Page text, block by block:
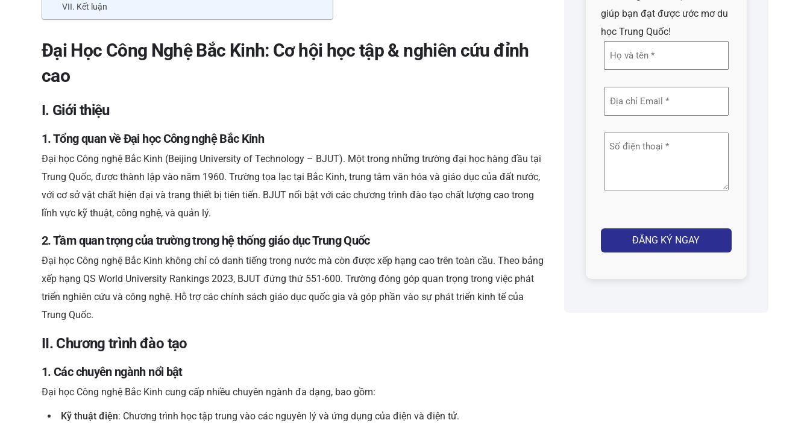
VII. Kết luận
Đại Học Công Nghệ Bắc Kinh: Cơ hội học tập & nghiên cứu đỉnh
cao
I. Giới thiệu
1. Tổng quan về Đại học Công nghệ Bắc Kinh
Đại học Công nghệ Bắc Kinh (Beijing University of Technology – BJUT). Một trong những trường đại học hàng đầu tại
Trung Quốc, được thành lập vào năm 1960. Trường tọa lạc tại Bắc Kinh, trung tâm văn hóa và giáo dục của đất nước,
với cơ sở vật chất hiện đại và trang thiết bị tiên tiến. BJUT nổi bật với các chương trình đào tạo chất lượng cao trong
lĩnh vực kỹ thuật, công nghệ, và quản lý.
2. Tầm quan trọng của trường trong hệ thống giáo dục Trung Quốc
Đại học Công nghệ Bắc Kinh không chỉ có danh tiếng trong nước mà còn được xếp hạng cao trên toàn cầu. Theo bảng
xếp hạng QS World University Rankings 2023, BJUT đứng thứ 551-600. Trường đóng góp quan trọng trong việc phát
triển nghiên cứu và công nghệ. Hỗ trợ các chính sách giáo dục quốc gia và góp phần vào sự phát triển kinh tế của
Trung Quốc.
II. Chương trình đào tạo
1. Các chuyên ngành nổi bật
Đại học Công nghệ Bắc Kinh cung cấp nhiều chuyên ngành đa dạng, bao gồm:
Kỹ thuật điện: Chương trình học tập trung vào các nguyên lý và ứng dụng của điện và điện tử.
giúp bạn đạt được ước mơ du
học Trung Quốc!
Họ
và
tên
(Required)
Địa
chỉ
email
(Required)
Số